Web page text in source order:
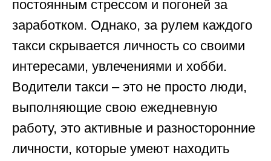
постоянным стрессом и погоней за
заработком. Однако, за рулем каждого
такси скрывается личность со своими
интересами, увлечениями и хобби.
Водители такси – это не просто люди,
выполняющие свою ежедневную
работу, это активные и разносторонние
личности, которые умеют находить